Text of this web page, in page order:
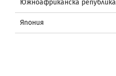
Южноафриканска република
Япония